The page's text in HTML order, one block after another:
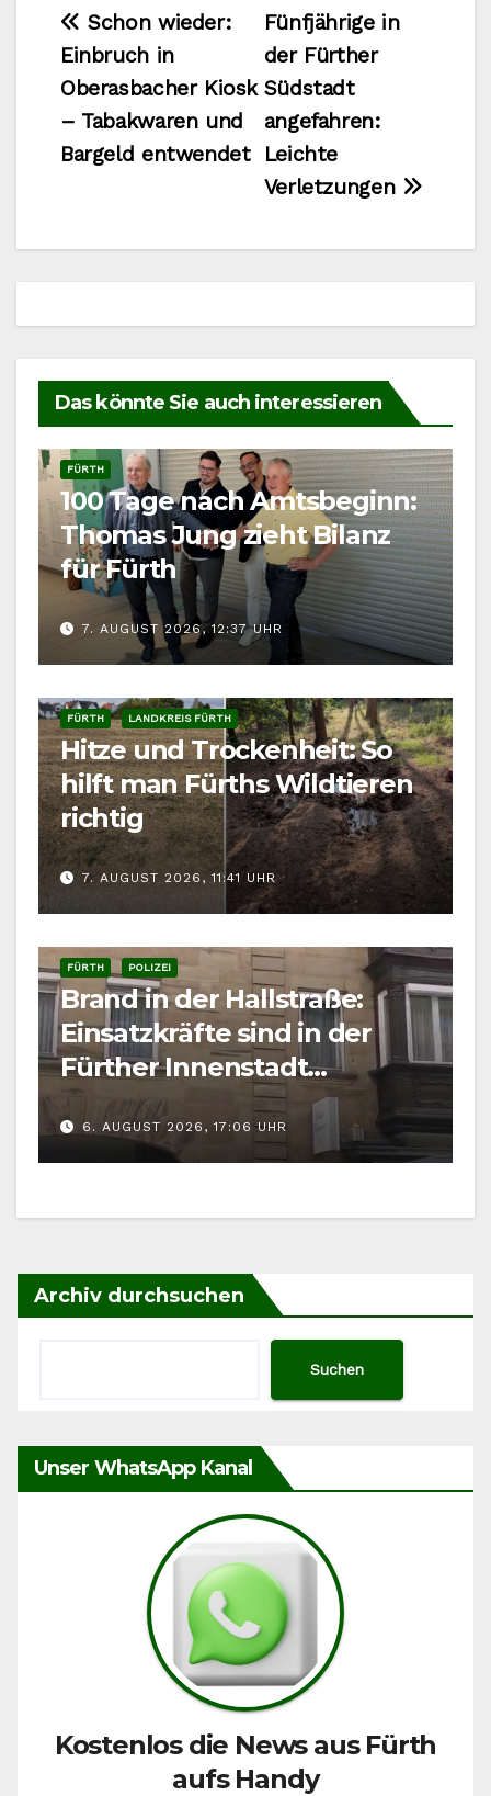
Beitragsnavigation
Fünfjährige in
der Fürther
Südstadt
angefahren:
Leichte
Verletzungen
Schon wieder:
Einbruch in
Oberasbacher Kiosk
– Tabakwaren und
Bargeld entwendet
Das könnte Sie auch interessieren
FÜRTH
100 Tage nach Amtsbeginn:
Thomas Jung zieht Bilanz
für Fürth
7. AUGUST 2026, 12:37 UHR
FÜRTH LANDKREIS FÜRTH
Hitze und Trockenheit: So
hilft man Fürths Wildtieren
richtig
7. AUGUST 2026, 11:41 UHR
FÜRTH POLIZEI
Brand in der Hallstraße:
Einsatzkräfte sind in der
Fürther Innenstadt
gefordert
6. AUGUST 2026, 17:06 UHR
Archiv durchsuchen
Suchen
Unser WhatsApp Kanal
Kostenlos die News aus Fürth
aufs Handy